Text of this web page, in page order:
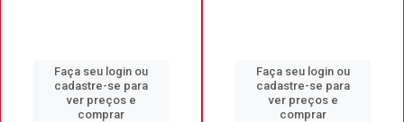
Faça seu login ou
cadastre-se para
ver preços e
comprar
Faça seu login ou
cadastre-se para
ver preços e
comprar